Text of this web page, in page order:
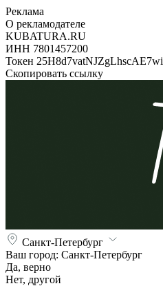
Реклама
О рекламодателе
KUBATURA.RU
ИНН 7801457200
Токен 25H8d7vatNJZgLhscAE7wi
Скопировать ссылку
Санкт-Петербург
Ваш город: Санкт-Петербург
Да, верно
Нет, другой